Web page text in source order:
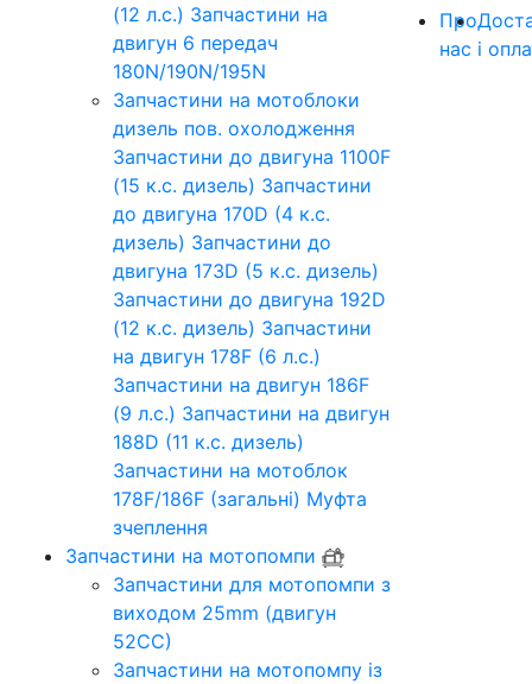
(12 л.с.) Запчастини на
двигун 6 передач
180N/190N/195N
Запчастини на мотоблоки
дизель пов. охолодження
Запчастини до двигуна 1100F
(15 к.с. дизель) Запчастини
до двигуна 170D (4 к.с.
дизель) Запчастини до
двигуна 173D (5 к.с. дизель)
Запчастини до двигуна 192D
(12 к.с. дизель) Запчастини
на двигун 178F (6 л.с.)
Запчастини на двигун 186F
(9 л.с.) Запчастини на двигун
188D (11 к.с. дизель)
Запчастини на мотоблок
178F/186F (загальні) Муфта
зчеплення
Запчастини на мотопомпи
Запчастини для мотопомпи з
виходом 25mm (двигун
52CC)
Запчастини на мотопомпу із
Про
нас і